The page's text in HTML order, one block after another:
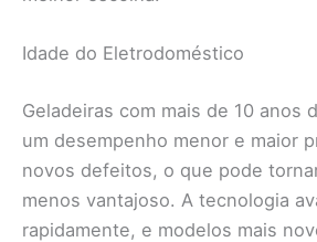
Idade do Eletrodoméstico
Geladeiras com mais de 10 anos
um desempenho menor e maior
novos defeitos, o que pode
menos vantajoso. A tecnologia
rapidamente, e modelos mais